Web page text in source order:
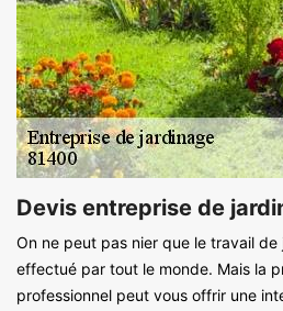
Devis entreprise de
On ne peut pas nier que le travail
effectué par tout le monde. Mais la
professionnel peut vous offrir une